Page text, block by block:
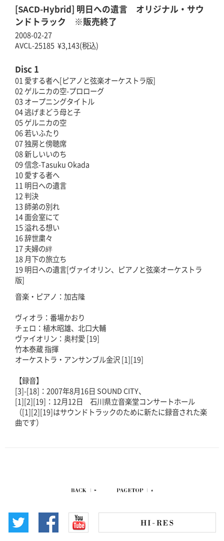
[SACD-Hybrid] 明日への遺言 オリジナル・サウ
ンドトラック ※販売終了
2008-02-27
AVCL-25185 ¥3,143(税込)
Disc 1
01 愛する者へ[ピアノと弦楽オーケストラ版]
02 ゲルニカの空-プロローグ
03 オープニングタイトル
04 逃げまどう母と子
05 ゲルニカの空
06 若いふたり
07 独房と傍聴席
08 新しいいのち
09 信念-Tasuku Okada
10 愛する者へ
11 明日への遺言
12 判決
13 師弟の別れ
14 面会室にて
15 溢れる想い
16 辞世粛々
17 夫婦の絆
18 月下の旅立ち
19 明日への遺言[ヴァイオリン、ピアノと弦楽オーケストラ
版]
音楽・ピアノ：加古隆
ヴィオラ：番場かおり
チェロ：植木昭雄、北口大輔
ヴァイオリン：奥村愛 [19]
竹本泰蔵 指揮
オーケストラ・アンサンブル金沢 [1][19]
【録音】
[3]-[18]：2007年8月16日 SOUND CITY、
[1][2][19]：12月12日 石川県立音楽堂コンサートホール
（[1][2][19]はサウンドトラックのために新たに録音された楽
曲です）